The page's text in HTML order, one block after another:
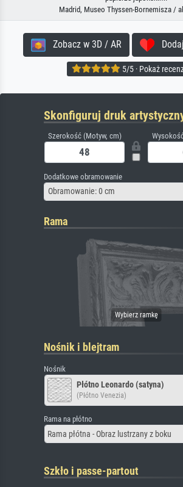
Madrid, Museo Thyssen-Bornemisza /
Zobacz w 3D / AR
5/5 · Pokaż
Skonfiguruj druk
Szerokość (Motyw, cm)
Dodatkowe obramowanie
Obramowanie: 0 cm
Rama
Nośnik i blejtram
Nośnik
Płótno Leonardo (satyna)
(Płótno Venezia)
Rama na płótno
Rama płótna - Obraz lustrzany z boku
Szkło i passe-partout